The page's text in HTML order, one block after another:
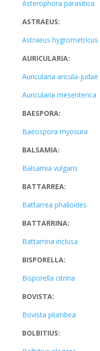
Asterophora parasitica
ASTRAEUS:
Astraeus hygrometricus
AURICULARIA:
Auricularia aricula-judae
Auricularia mesenterica
BAESPORA:
Baeospora myosura
BALSAMIA:
Balsamia vulgaris
BATTARREA:
Battarrea phalloides
BATTARRINA:
Battarrina inclusa
BISPORELLA:
Bisporella citrina
BOVISTA:
Bovista plumbea
BOLBITIUS: